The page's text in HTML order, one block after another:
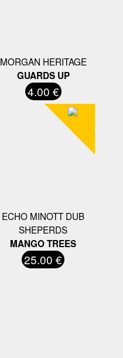
MORGAN HERITAGE
GUARDS UP
4.00 €
ECHO MINOTT DUB
SHEPERDS
MANGO TREES
25.00 €